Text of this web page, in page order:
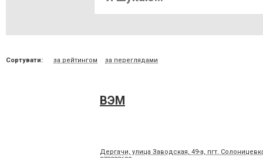
Сортувати: за рейтингом за переглядами
ВЭМ
Дергачи, улица Заводская, 49-а, пгт.